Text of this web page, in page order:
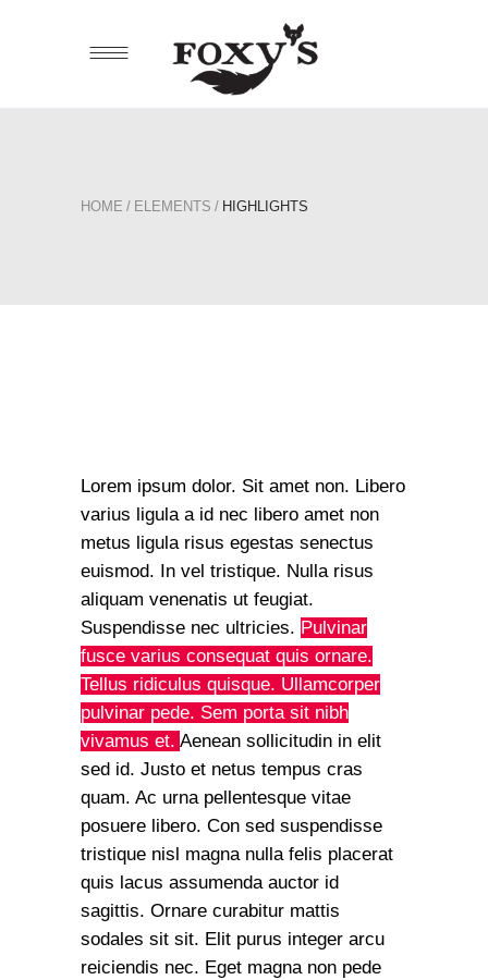
HOME / ELEMENTS / HIGHLIGHTS
Lorem ipsum dolor. Sit amet non. Libero
varius ligula a id nec libero amet non
metus ligula risus egestas senectus
euismod. In vel tristique. Nulla risus
aliquam venenatis ut feugiat.
Suspendisse nec ultricies. Pulvinar
fusce varius consequat quis ornare.
Tellus ridiculus quisque. Ullamcorper
pulvinar pede. Sem porta sit nibh
vivamus et. Aenean sollicitudin in elit
sed id. Justo et netus tempus cras
quam. Ac urna pellentesque vitae
posuere libero. Con sed suspendisse
tristique nisl magna nulla felis placerat
quis lacus assumenda auctor id
sagittis. Ornare curabitur mattis
sodales sit sit. Elit purus integer arcu
reiciendis nec. Eget magna non pede